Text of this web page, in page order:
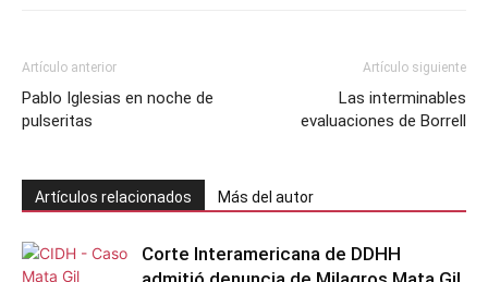
Artículo anterior
Pablo Iglesias en noche de
pulseritas
Artículo siguiente
Las interminables
evaluaciones de Borrell
Artículos relacionados Más del autor
Corte Interamericana de DDHH